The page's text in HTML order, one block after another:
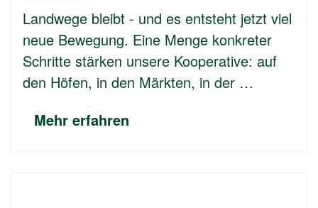
Landwege bleibt - und es entsteht jetzt viel
neue Bewegung. Eine Menge konkreter
Schritte stärken unsere Kooperative: auf
den Höfen, in den Märkten, in der …
Mehr erfahren